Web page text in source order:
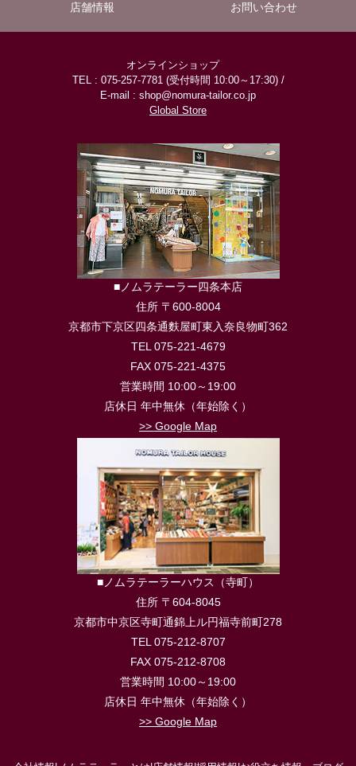
店舗情報 お問い合わせ
オンラインショップ
TEL : 075-257-7781 (受付時間 10:00～17:30) /
E-mail : shop@nomura-tailor.co.jp
Global Store
■ノムラテーラー四条本店
住所 〒600-8004
京都市下京区四条通麩屋町東入奈良物町362
TEL 075-221-4679
FAX 075-221-4375
営業時間 10:00～19:00
店休日 年中無休（年始除く）
>> Google Map
■ノムラテーラーハウス（寺町）
住所 〒604-8045
京都市中京区寺町通錦上ル円福寺前町278
TEL 075-212-8707
FAX 075-212-8708
営業時間 10:00～19:00
店休日 年中無休（年始除く）
>> Google Map